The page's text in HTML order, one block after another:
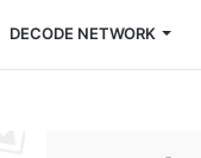
DECODE NETWORK